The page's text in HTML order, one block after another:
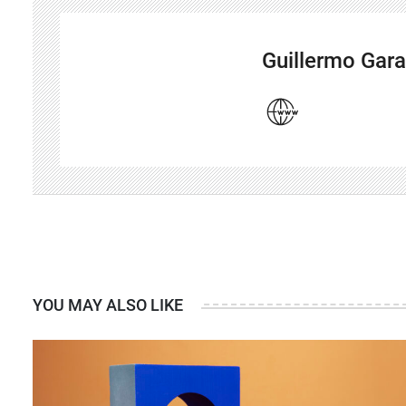
Guillermo
YOU MAY ALSO LIKE